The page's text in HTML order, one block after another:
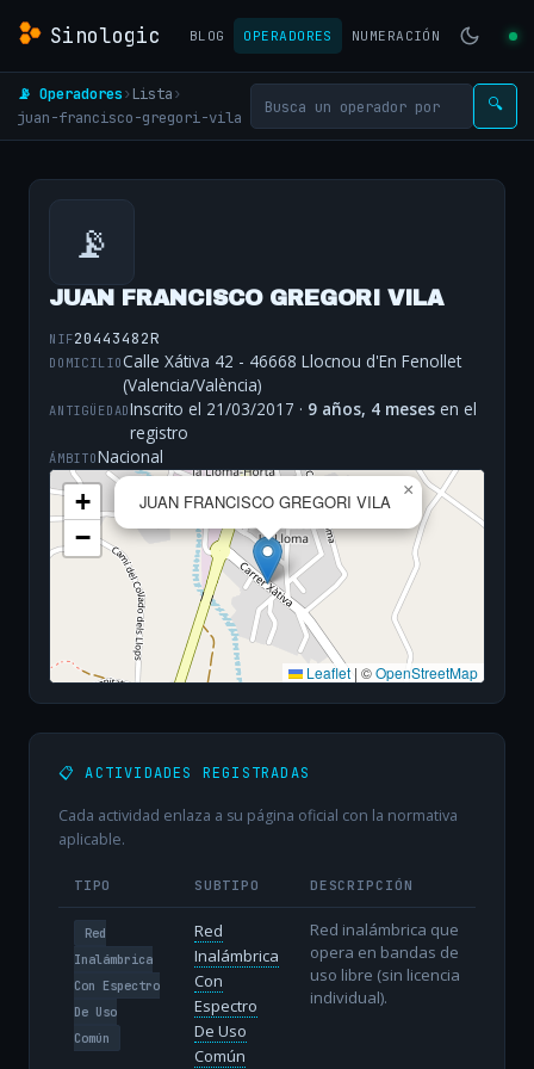
Sinologic BLOG OPERADORES NUMERACIÓN
📡 Operadores› Lista›
juan-francisco-gregori-vila
🔍
📡
JUAN FRANCISCO GREGORI VILA
NIF20443482R
DOMICILIOCalle Xátiva 42 - 46668 Llocnou d'En Fenollet
(Valencia/València)
ANTIGÜEDADInscrito el 21/03/2017 · 9 años, 4 meses en el
registro
ÁMBITONacional
JUAN FRANCISCO GREGORI VILA
×
+
−
Leaflet | ©OpenStreetMap
📋 ACTIVIDADES REGISTRADAS
Cada actividad enlaza a su página oficial con la normativa
aplicable.
TIPO SUBTIPO DESCRIPCIÓN
Red
Inalámbrica
Con Espectro
De Uso
Común
Red
Inalámbrica
Con
Espectro
De Uso
Común
Red inalámbrica que
opera en bandas de
uso libre (sin licencia
individual).